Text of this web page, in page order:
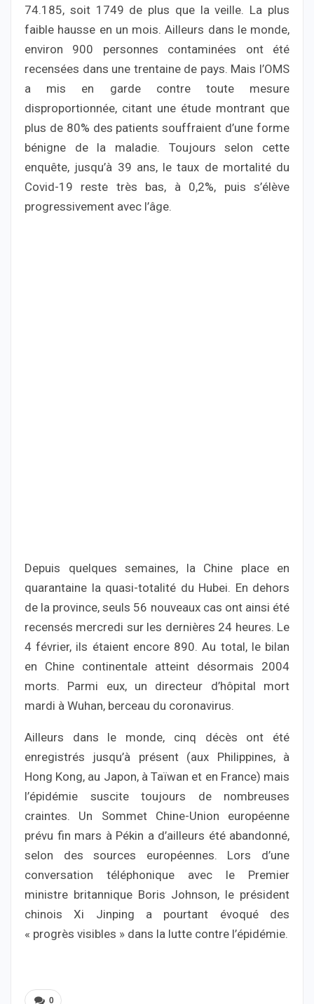
74.185, soit 1749 de plus que la veille. La plus
faible hausse en un mois. Ailleurs dans le monde,
environ 900 personnes contaminées ont été
recensées dans une trentaine de pays. Mais l’OMS
a mis en garde contre toute mesure
disproportionnée, citant une étude montrant que
plus de 80% des patients souffraient d’une forme
bénigne de la maladie. Toujours selon cette
enquête, jusqu’à 39 ans, le taux de mortalité du
Covid-19 reste très bas, à 0,2%, puis s’élève
progressivement avec l’âge.
Depuis quelques semaines, la Chine place en
quarantaine la quasi-totalité du Hubei. En dehors
de la province, seuls 56 nouveaux cas ont ainsi été
recensés mercredi sur les dernières 24 heures. Le
4 février, ils étaient encore 890. Au total, le bilan
en Chine continentale atteint désormais 2004
morts. Parmi eux, un directeur d’hôpital mort
mardi à Wuhan, berceau du coronavirus.
Ailleurs dans le monde, cinq décès ont été
enregistrés jusqu’à présent (aux Philippines, à
Hong Kong, au Japon, à Taïwan et en France) mais
l’épidémie suscite toujours de nombreuses
craintes. Un Sommet Chine-Union européenne
prévu fin mars à Pékin a d’ailleurs été abandonné,
selon des sources européennes. Lors d’une
conversation téléphonique avec le Premier
ministre britannique Boris Johnson, le président
chinois Xi Jinping a pourtant évoqué des
« progrès visibles » dans la lutte contre l’épidémie.
0